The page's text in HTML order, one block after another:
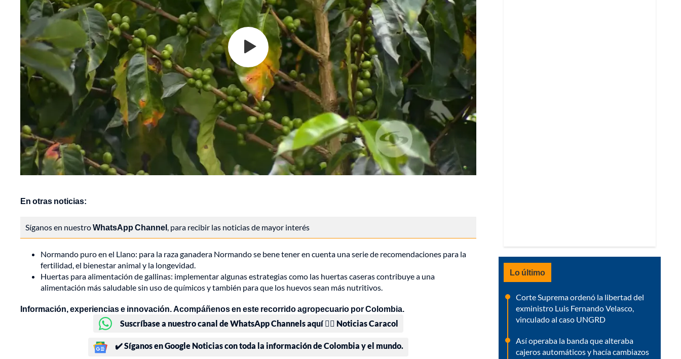
En otras noticias:
Síganos en nuestroWhatsApp Channel, para recibir las noticias de mayor interés
Normando puro en el Llano: para la raza ganadera Normando se bene tener en cuenta una serie de recomendaciones para la
fertilidad, el bienestar animal y la longevidad.
Huertas para alimentación de gallinas: implementar algunas estrategias como las huertas caseras contribuye a una
alimentación más saludable sin uso de químicos y también para que los huevos sean más nutritivos.
Información, experiencias e innovación. Acompáñenos en este recorrido agropecuario por Colombia.
Suscríbase a nuestro canal de WhatsApp Channels aquí 👉🏻 Noticias Caracol
✔️ Síganos en Google Noticias con toda la información de Colombia y el mundo.
Lo último
Corte Suprema ordenó la libertad del
exministro Luis Fernando Velasco,
vinculado al caso UNGRD
Así operaba la banda que alteraba
cajeros automáticos y hacía cambiazos